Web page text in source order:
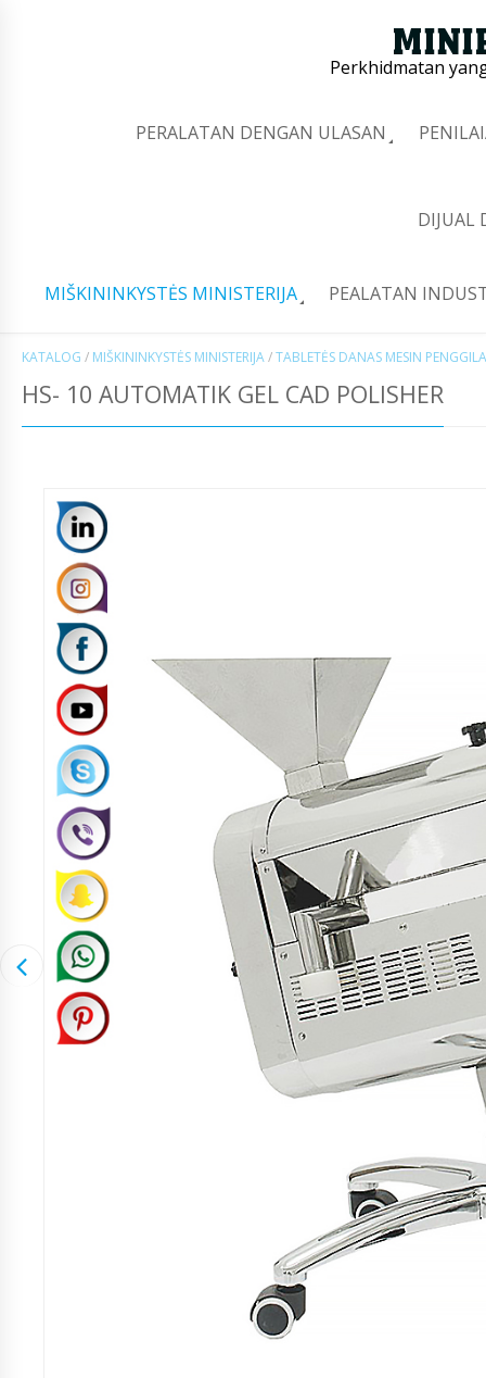
Perkhidmatan
PERALATAN DENGAN ULASAN
DIJUAL
MIŠKININKYSTĖS MINISTERIJA PEALATAN
KATALOG / MIŠKININKYSTĖS MINISTERIJA/TABLETĖS DANAS MESIN
HS- 10 AUTOMATIK GEL CAD POLISHER